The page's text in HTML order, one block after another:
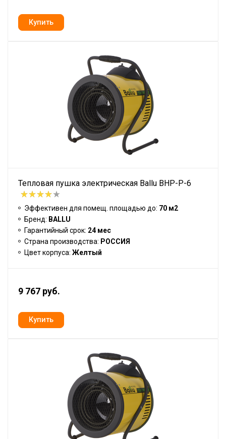
Тепловая пушка электрическая Ballu BHP-P-6
Эффективен для помещ. площадью до: 70 м2
Бренд: BALLU
Гарантийный срок: 24 мес
Страна производства: РОССИЯ
Цвет корпуса: Желтый
9 767 руб.